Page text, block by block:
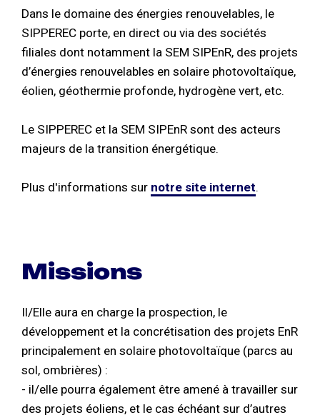
Dans le domaine des énergies renouvelables, le
SIPPEREC porte, en direct ou via des sociétés
filiales dont notamment la SEM SIPEnR, des projets
d’énergies renouvelables en solaire photovoltaïque,
éolien, géothermie profonde, hydrogène vert, etc.
Le SIPPEREC et la SEM SIPEnR sont des acteurs
majeurs de la transition énergétique.
Plus d'informations sur notre site internet.
Missions
Il/Elle aura en charge la prospection, le
développement et la concrétisation des projets EnR
principalement en solaire photovoltaïque (parcs au
sol, ombrières) :
- il/elle pourra également être amené à travailler sur
des projets éoliens, et le cas échéant sur d’autres